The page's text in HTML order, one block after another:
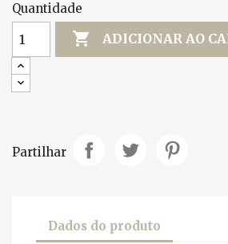
Quantidade
 ADICIONAR AO
Partilhar
Dados do produto